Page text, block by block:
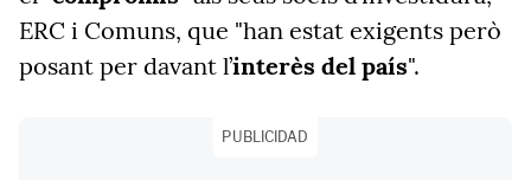
ERC i Comuns, que "han estat exigents però
posant per davant l’interès del país".
PUBLICIDAD